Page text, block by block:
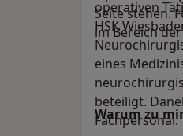
Seite stehen.
im Bereich
operativen
HSK
eines
beteiligt.
Fachpersonal.
Warum zu